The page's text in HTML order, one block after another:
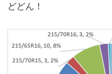
どどん！